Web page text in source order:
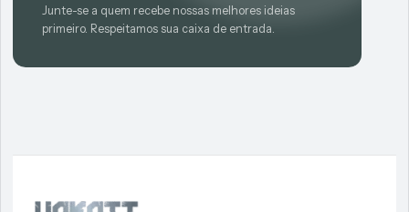
Junte-se a quem recebe nossas melhores ideias
primeiro. Respeitamos sua caixa de entrada.